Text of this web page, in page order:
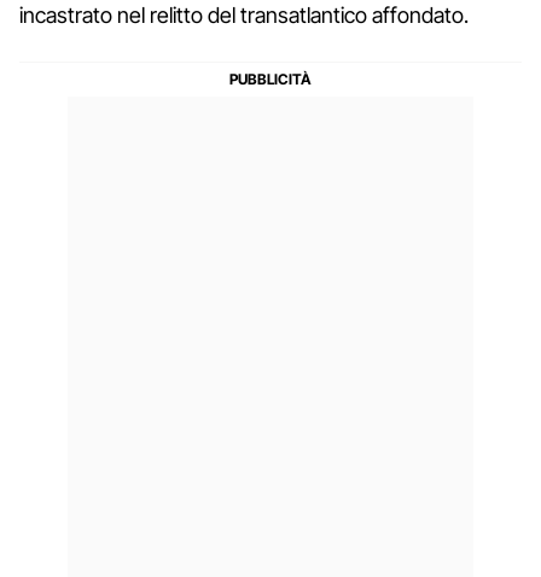
incastrato nel relitto del transatlantico affondato.